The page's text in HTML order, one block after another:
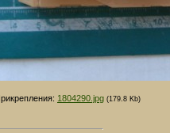
1804290.jpg (179.8 Kb)